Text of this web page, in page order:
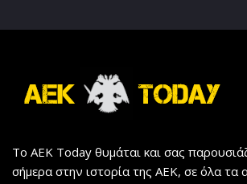
Το AEK Today θυμάται και σας
σήμερα στην ιστορία της ΑΕΚ, σε όλα τα